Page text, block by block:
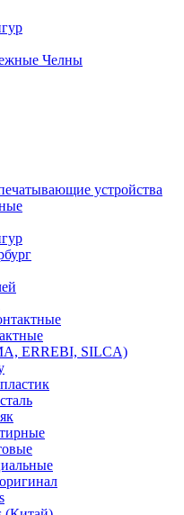
Челны
устройства
ERREBI, SILCA)